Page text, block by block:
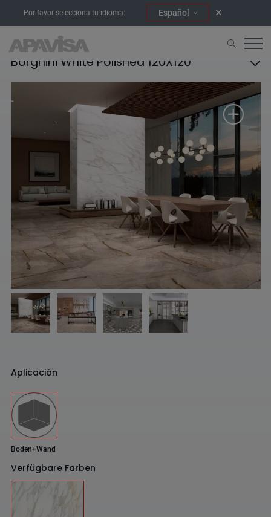
Por favor selecciona tu idioma: Español
Borghini White Polished 120X120
Aplicación
Boden+Wand
Verfügbare Farben